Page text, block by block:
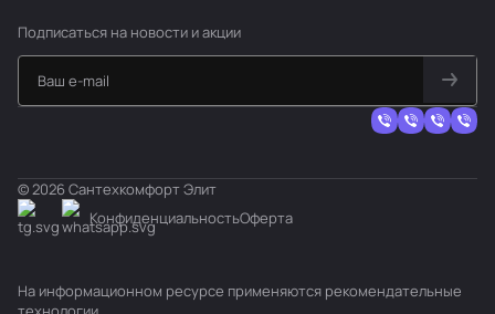
Подписаться на новости и акции
© 2026 Сантехкомфорт Элит
КонфиденциальностьОферта
На информационном ресурсе применяются рекомендательные